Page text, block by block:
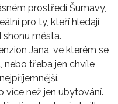
prostředí Šumavy,
pro ty, kteří hledají
města.
Jana, ve kterém se
nebo třeba jen chvíle
více než jen ubytování.